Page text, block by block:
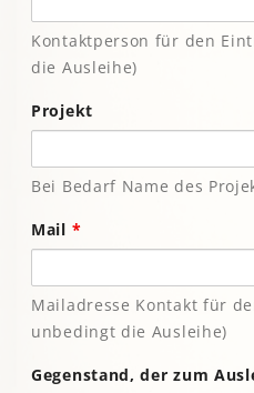
Kontaktperson für den
die Ausleihe)
Projekt
Bei Bedarf Name des
Mail *
Mailadresse Kontakt für
unbedingt die Ausleihe)
Gegenstand, der zum